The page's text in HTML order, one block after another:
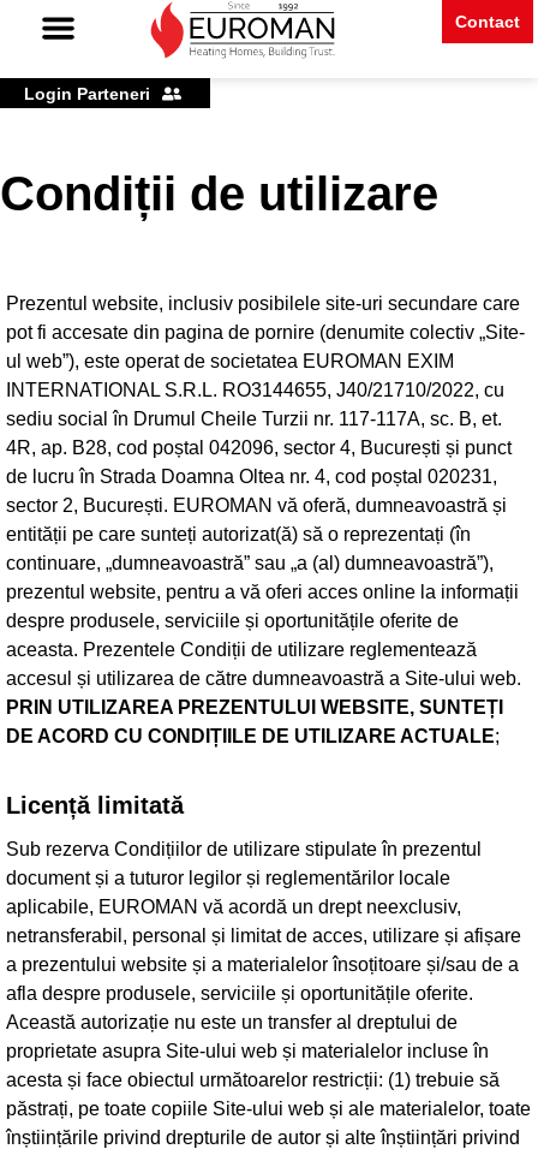
Contact
Login Parteneri
Condiții de utilizare
Prezentul website, inclusiv posibilele site-uri secundare care
pot fi accesate din pagina de pornire (denumite colectiv „Site-
ul web”), este operat de societatea EUROMAN EXIM
INTERNATIONAL S.R.L. RO3144655, J40/21710/2022, cu
sediu social în Drumul Cheile Turzii nr. 117-117A, sc. B, et.
4R, ap. B28, cod poștal 042096, sector 4, București și punct
de lucru în Strada Doamna Oltea nr. 4, cod poștal 020231,
sector 2, București. EUROMAN vă oferă, dumneavoastră și
entității pe care sunteți autorizat(ă) să o reprezentați (în
continuare, „dumneavoastră” sau „a (al) dumneavoastră”),
prezentul website, pentru a vă oferi acces online la informații
despre produsele, serviciile și oportunitățile oferite de
aceasta. Prezentele Condiții de utilizare reglementează
accesul și utilizarea de către dumneavoastră a Site-ului web.
PRIN UTILIZAREA PREZENTULUI WEBSITE, SUNTEȚI
DE ACORD CU CONDIȚIILE DE UTILIZARE ACTUALE;
Licență limitată
Sub rezerva Condițiilor de utilizare stipulate în prezentul
document și a tuturor legilor și reglementărilor locale
aplicabile, EUROMAN vă acordă un drept neexclusiv,
netransferabil, personal și limitat de acces, utilizare și afișare
a prezentului website și a materialelor însoțitoare și/sau de a
afla despre produsele, serviciile și oportunitățile oferite.
Această autorizație nu este un transfer al dreptului de
proprietate asupra Site-ului web și materialelor incluse în
acesta și face obiectul următoarelor restricții: (1) trebuie să
păstrați, pe toate copiile Site-ului web și ale materialelor, toate
înștiințările privind drepturile de autor și alte înștiințări privind